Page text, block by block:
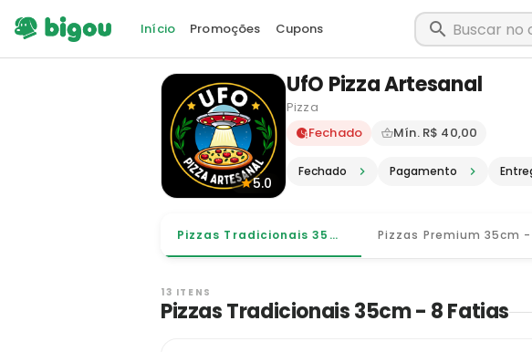
Início Promoções Cupons
5.0
UfO Pizza Artesanal
Pizza
Delivery em Rio
Fechado Mín. R$ 40,00
Fechado Pagamento
Pizzas Tradicionais 35cm - 8 Fatias
13 ITENS
Pizzas Tradicionais 35cm - 8 Fatias